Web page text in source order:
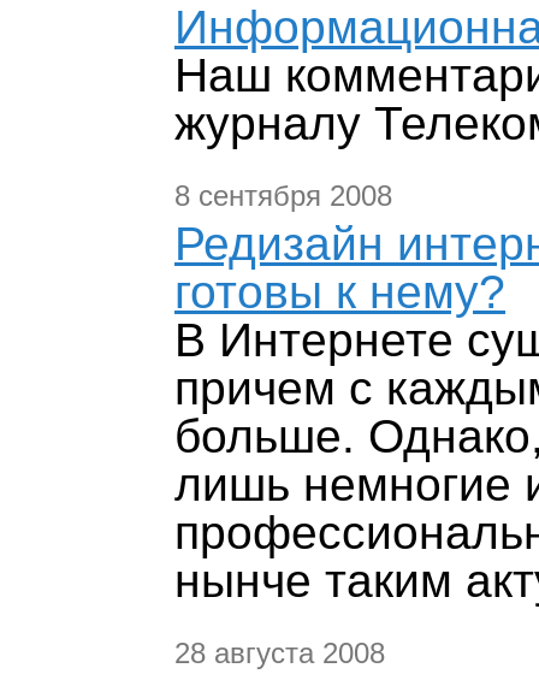
Наш
журналу
8 сентября 2008
Редизайн
готовы к нему?
В Интернете
причем с
больше.
лишь немногие
нынче таким
28 августа 2008